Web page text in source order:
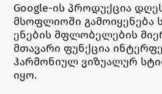
Google-ის პროდუქცია
მსოფლიოში გამოიყენება
ენების მფლობელების
მთავარი ფუნქცია
ჰარმონიულ ვიზუალურ
იყო.